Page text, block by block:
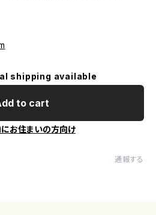
shipping available
to cart
お住まいの方向け
通報する